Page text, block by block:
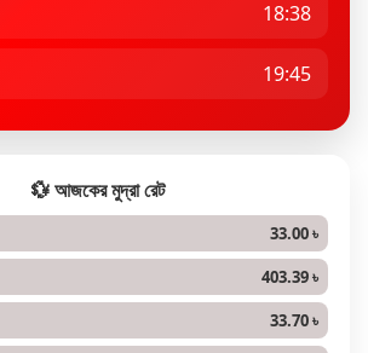
18:38
19:45
💱 আজকের মুদ্রা রেট
33.00 ৳
403.39 ৳
33.70 ৳